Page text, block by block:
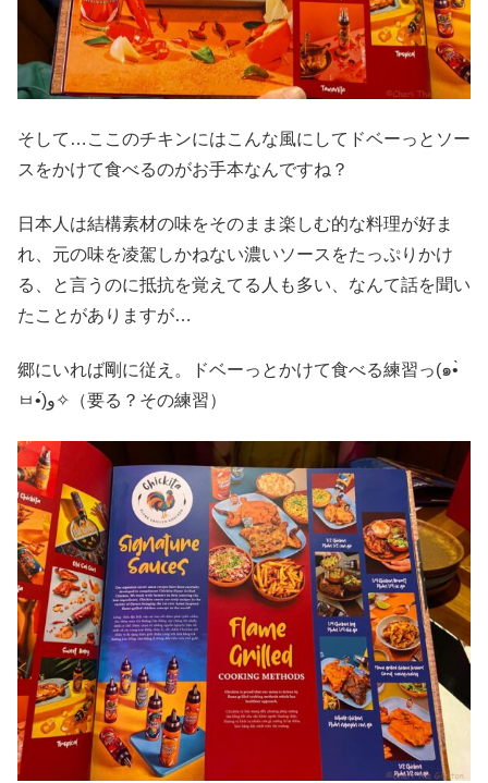
そして…ここのチキンにはこんな風にしてドベーっとソー
スをかけて食べるのがお手本なんですね？
日本人は結構素材の味をそのまま楽しむ的な料理が好ま
れ、元の味を凌駕しかねない濃いソースをたっぷりかけ
る、と言うのに抵抗を覚えてる人も多い、なんて話を聞い
たことがありますが…
郷にいれば剛に従え。ドベーっとかけて食べる練習っ(๑•̀
ㅂ•́)و✧（要る？その練習）